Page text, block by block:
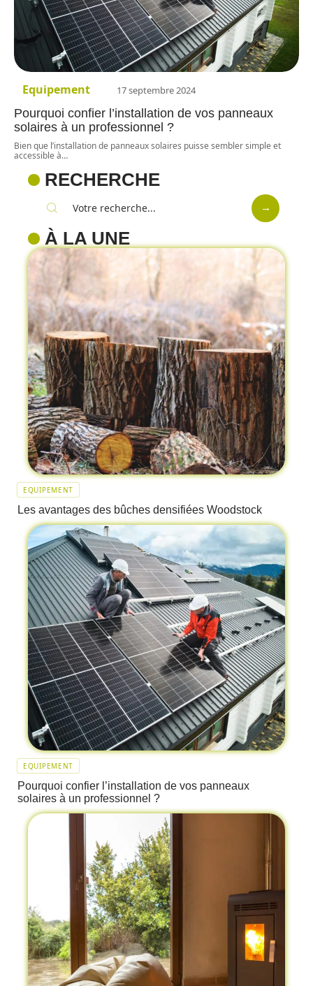
Equipement 17 septembre 2024
Pourquoi confier l’installation de vos panneaux
solaires à un professionnel ?
Bien que l’installation de panneaux solaires puisse sembler simple et
accessible à…
RECHERCHE
À LA UNE
EQUIPEMENT
Les avantages des bûches densifiées Woodstock
EQUIPEMENT
Pourquoi confier l’installation de vos panneaux
solaires à un professionnel ?